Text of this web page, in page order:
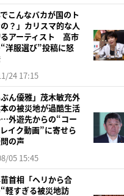
でこんなバカが国のト
？」カリスマ的な人
アーティスト 高市
洋服選び”投稿に怒
24 17:15
ぶん優雅」茂木敏充外
の被災地が過酷生活
外遊先からの“コー
イク動画”に寄せら
の声
05 15:45
首相「ヘリから合
軽すぎる被災地訪